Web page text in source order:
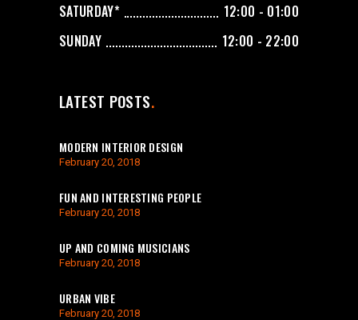
SATURDAY*
12:00 - 01:00
SUNDAY
12:00 - 22:00
LATEST POSTS
MODERN INTERIOR DESIGN
February 20, 2018
FUN AND INTERESTING PEOPLE
February 20, 2018
UP AND COMING MUSICIANS
February 20, 2018
URBAN VIBE
February 20, 2018